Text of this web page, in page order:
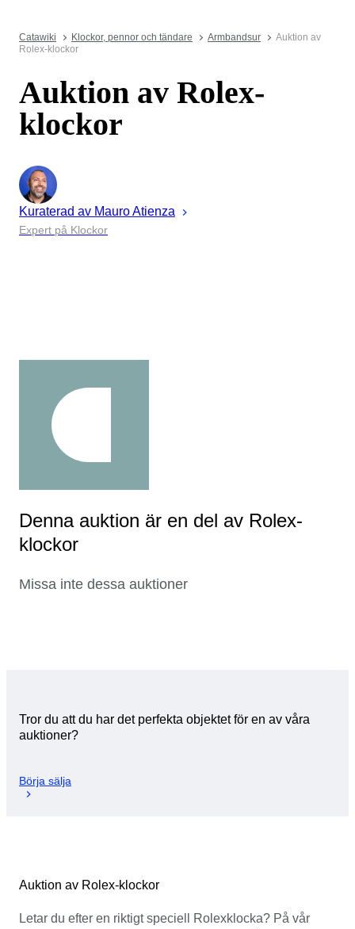
Catawiki Klockor, pennor och tändare Armbandsur
Auktion av
Rolex-klockor
Auktion av Rolex-
klockor
Kuraterad av MauroAtienza
Expert på Klockor
Denna auktion är en del av Rolex-
klockor
Missa inte dessa auktioner
Tror du att du har det perfekta objektet för en av våra
auktioner?
Börja sälja
Auktion av Rolex-klockor
Letar du efter en riktigt speciell Rolexklocka? På vår